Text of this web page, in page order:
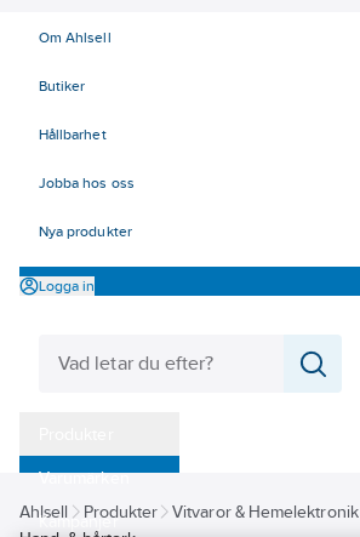
Om Ahlsell
Butiker
Hållbarhet
Jobba hos oss
Nya produkter
Logga in
Varumärken
Kampanjer
Ahlsell Produkter Vitvaror & Hemelektronik